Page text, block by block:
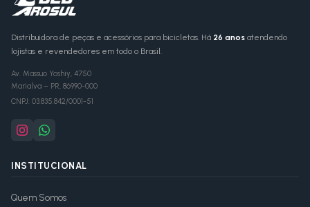
Distribuidora de peças e acessórios para bicicletas. Há 26 anos atendendo
lojistas e revendedores em todo o Brasil.
Av. Massuo Yoshiy, 4750
Marialva – PR, 86990-000
CNPJ: 03.835.842/0001-51
INSTITUCIONAL
Quem Somos